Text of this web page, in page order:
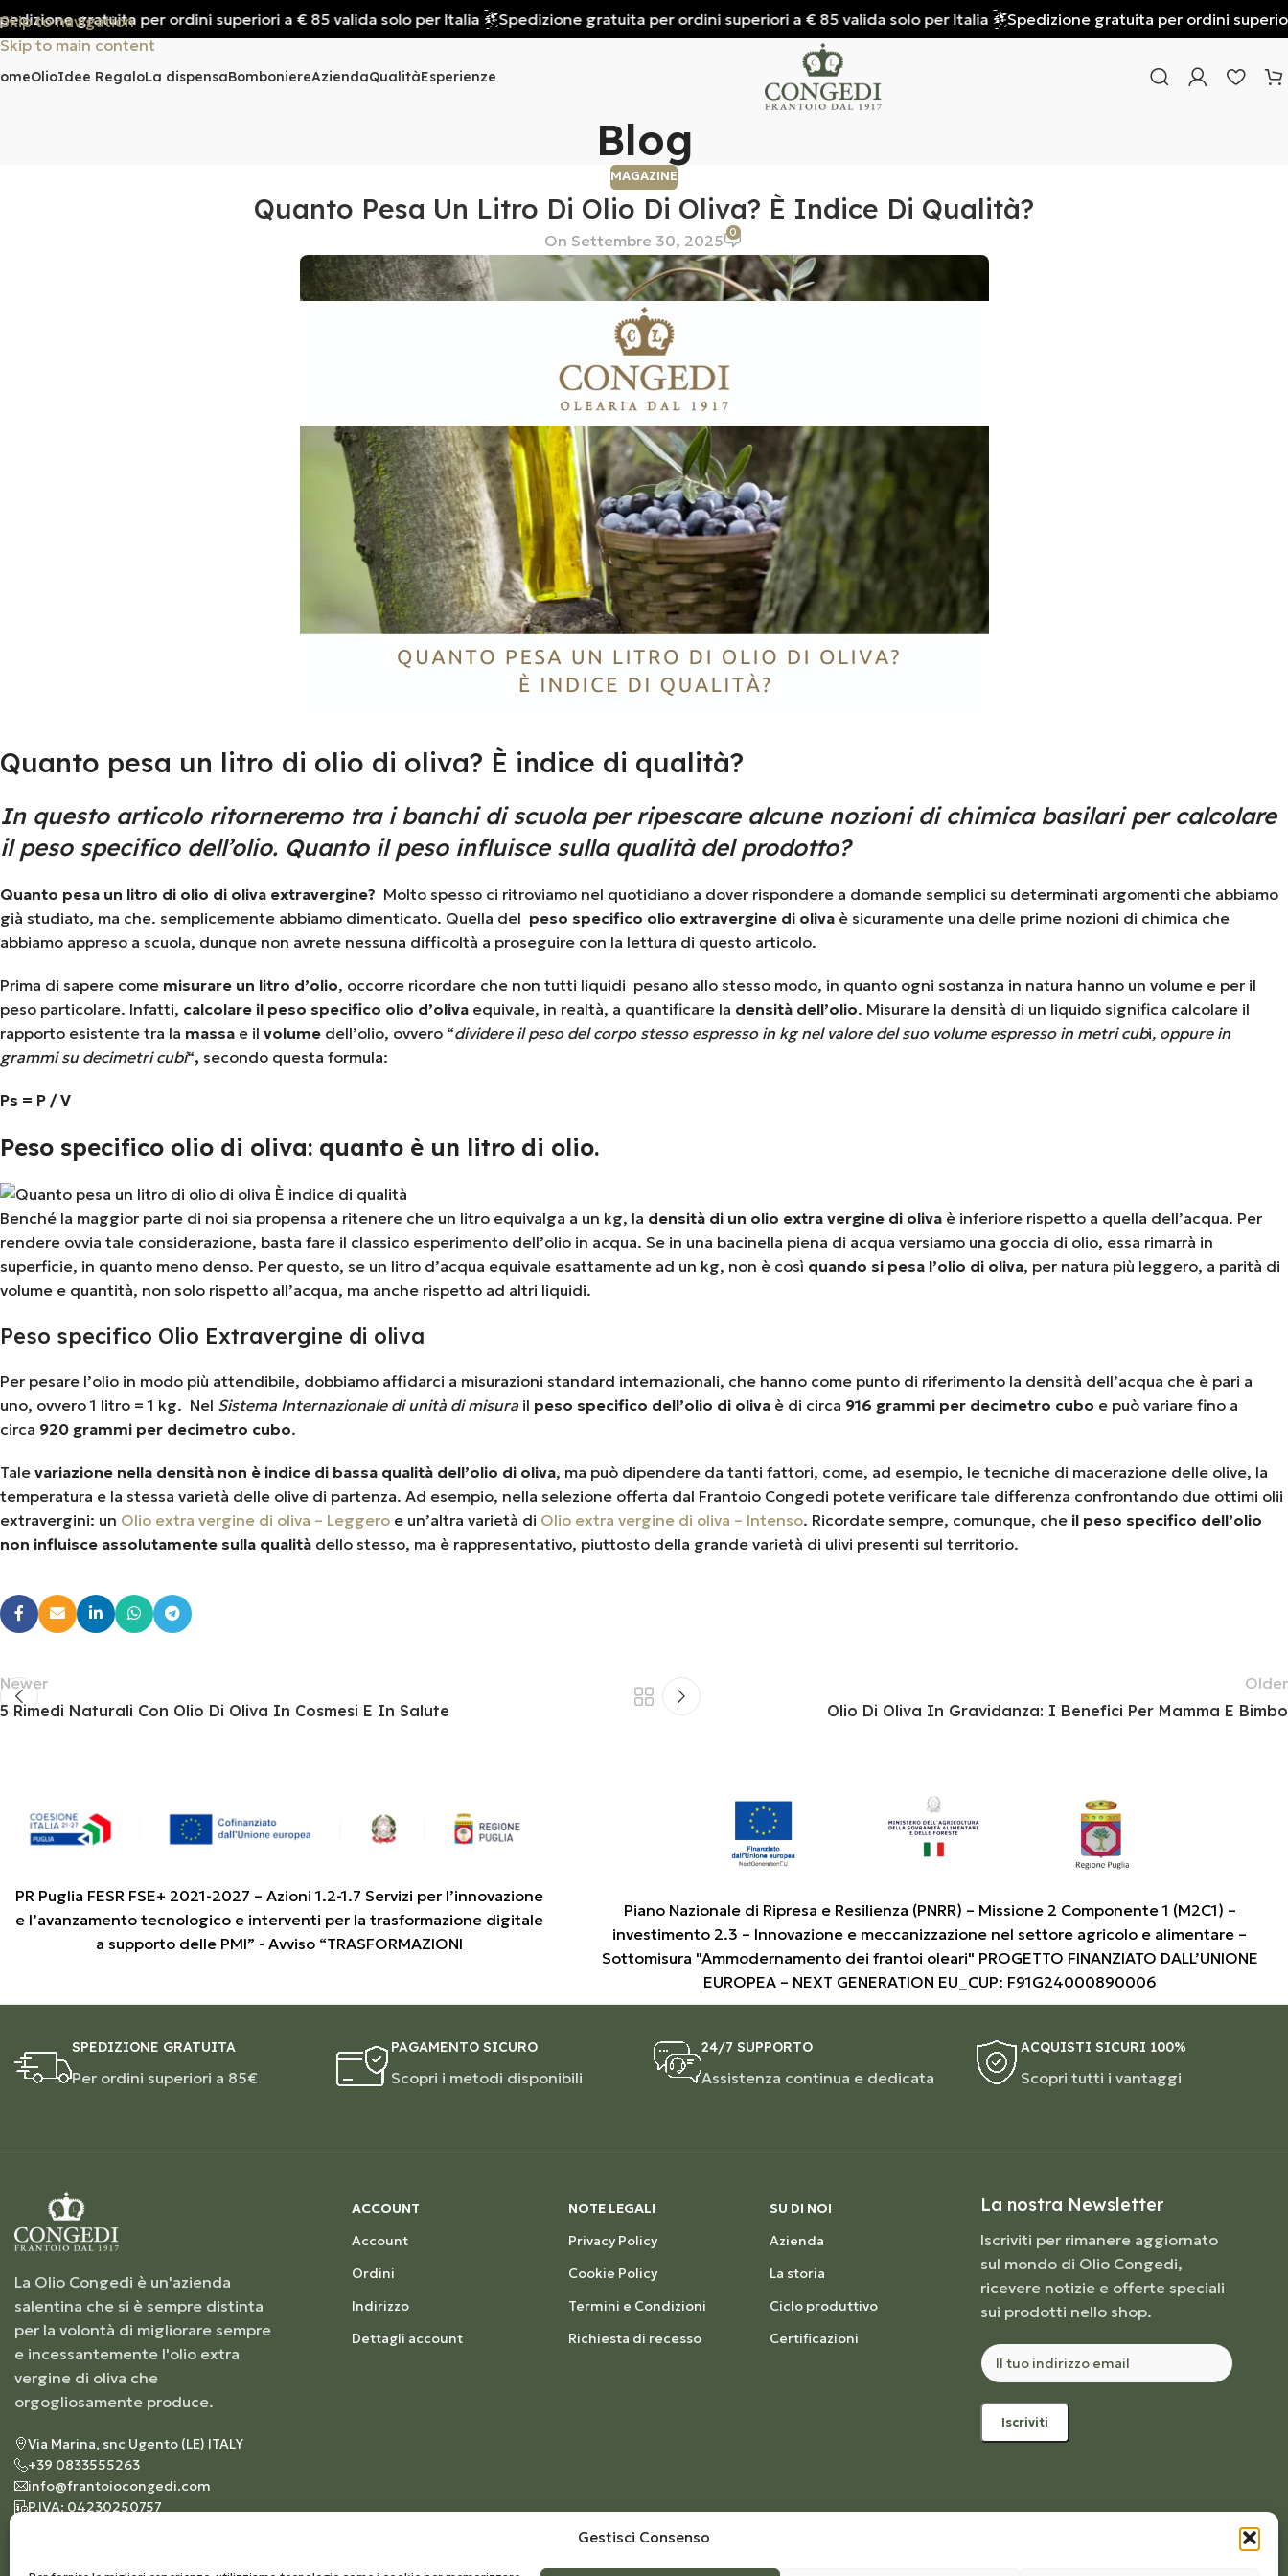
Gestisci Consenso
Skip to navigation
Skip to main content
gratuita per ordini superiori a € 85 valida solo per Italia Spedizione gratuita per ordini superiori a € 85 valida solo per Italia Spedizione gratuita per ordini superiori
OlioIdee RegaloLa dispensaBomboniereAziendaQualitàEsperienze
Blog
MAGAZINE
Quanto Pesa Un Litro Di Olio Di Oliva? È Indice Di Qualità?
On Settembre 30, 2025 0
Quanto pesa un litro di olio di oliva? È indice di qualità?
In questo articolo ritorneremo tra i banchi di scuola per ripescare alcune nozioni di chimica basilari per calcolare
il peso specifico dell’olio. Quanto il peso influisce sulla qualità del prodotto?
Quanto pesa un litro di olio di oliva extravergine? Molto spesso ci ritroviamo nel quotidiano a dover rispondere a domande semplici su determinati argomenti che abbiamo
già studiato, ma che. semplicemente abbiamo dimenticato. Quella del peso specifico olio extravergine di oliva è sicuramente una delle prime nozioni di chimica che
abbiamo appreso a scuola, dunque non avrete nessuna difficoltà a proseguire con la lettura di questo articolo.
Prima di sapere come misurare un litro d’olio, occorre ricordare che non tutti liquidi pesano allo stesso modo, in quanto ogni sostanza in natura hanno un volume e per il
peso particolare. Infatti, calcolare il peso specifico olio d’oliva equivale, in realtà, a quantificare la densità dell’olio. Misurare la densità di un liquido significa calcolare il
rapporto esistente tra la massa e il volume dell’olio, ovvero “dividere il peso del corpo stesso espresso in kg nel valore del suo volume espresso in metri cubi, oppure in
grammi su decimetri cubi“, secondo questa formula:
Ps = P / V
Peso specifico olio di oliva: quanto è un litro di olio.
Benché la maggior parte di noi sia propensa a ritenere che un litro equivalga a un kg, la densità di un olio extra vergine di oliva è inferiore rispetto a quella dell’acqua. Per
rendere ovvia tale considerazione, basta fare il classico esperimento dell’olio in acqua. Se in una bacinella piena di acqua versiamo una goccia di olio, essa rimarrà in
superficie, in quanto meno denso. Per questo, se un litro d’acqua equivale esattamente ad un kg, non è così quando si pesa l’olio di oliva, per natura più leggero, a parità di
volume e quantità, non solo rispetto all’acqua, ma anche rispetto ad altri liquidi.
Peso specifico Olio Extravergine di oliva
Per pesare l’olio in modo più attendibile, dobbiamo affidarci a misurazioni standard internazionali, che hanno come punto di riferimento la densità dell’acqua che è pari a
uno, ovvero 1 litro = 1 kg. Nel Sistema Internazionale di unità di misura il peso specifico dell’olio di oliva è di circa 916 grammi per decimetro cubo e può variare fino a
circa 920 grammi per decimetro cubo.
Tale variazione nella densità non è indice di bassa qualità dell’olio di oliva, ma può dipendere da tanti fattori, come, ad esempio, le tecniche di macerazione delle olive, la
temperatura e la stessa varietà delle olive di partenza. Ad esempio, nella selezione offerta dal Frantoio Congedi potete verificare tale differenza confrontando due ottimi olii
extravergini: un Olio extra vergine di oliva – Leggero e un’altra varietà di Olio extra vergine di oliva – Intenso. Ricordate sempre, comunque, che il peso specifico dell’olio
non influisce assolutamente sulla qualità dello stesso, ma è rappresentativo, piuttosto della grande varietà di ulivi presenti sul territorio.
Newer
5 Rimedi Naturali Con Olio Di Oliva In Cosmesi E In Salute
Older
Olio Di Oliva In Gravidanza: I Benefici Per Mamma E Bimbo
PR Puglia FESR FSE+ 2021-2027 – Azioni 1.2-1.7 Servizi per l’innovazione
e l’avanzamento tecnologico e interventi per la trasformazione digitale
a supporto delle PMI” - Avviso “TRASFORMAZIONI
Piano Nazionale di Ripresa e Resilienza (PNRR) – Missione 2 Componente 1 (M2C1) –
investimento 2.3 – Innovazione e meccanizzazione nel settore agricolo e alimentare –
Sottomisura "Ammodernamento dei frantoi oleari" PROGETTO FINANZIATO DALL’UNIONE
EUROPEA – NEXT GENERATION EU_CUP: F91G24000890006
SPEDIZIONE GRATUITA
Per ordini superiori a 85€
PAGAMENTO SICURO
Scopri i metodi disponibili
24/7 SUPPORTO
Assistenza continua e dedicata
ACQUISTI SICURI 100%
Scopri tutti i vantaggi
La Olio Congedi è un'azienda
salentina che si è sempre distinta
per la volontà di migliorare sempre
e incessantemente l'olio extra
vergine di oliva che
orgogliosamente produce.
Via Marina, snc Ugento (LE) ITALY
+39 0833555263
info@frantoiocongedi.com
P.IVA: 04230250757
ACCOUNT
Account
Ordini
Indirizzo
Dettagli account
NOTE LEGALI
Privacy Policy
Cookie Policy
Termini e Condizioni
Richiesta di recesso
SU DI NOI
Azienda
La storia
Ciclo produttivo
Certificazioni
La nostra Newsletter
Iscriviti per rimanere aggiornato
sul mondo di Olio Congedi,
ricevere notizie e offerte speciali
sui prodotti nello shop.